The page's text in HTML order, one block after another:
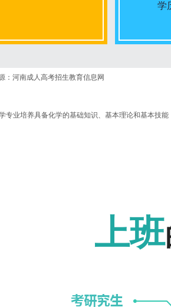
报名条件
学
：河南成人高考招生教育信息网
专业培养具备化学的基础知识、基本理论和基本技
训练，具有一
、分析化学（含仪器分
上班